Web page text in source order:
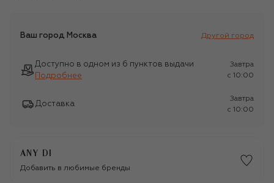
Ваш город Москва Другой город
Доступно в одном из 6 пунктов выдачи
Подробнее
Завтра
c 10:00
Доставка
Завтра
c 10:00
ANY DI
Добавить в любимые бренды